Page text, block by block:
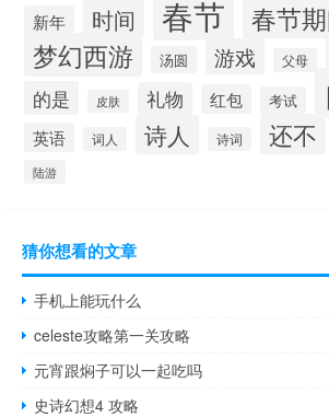
新年 时间 春节 春节
梦幻西游 汤圆 游戏 父母
的是 皮肤 礼物 红包 考试
英语 词人 诗人 诗词 还不
陆游
猜你想看的文章
手机上能玩什么
celeste攻略第一关攻略
元宵跟焖子可以一起吃吗
史诗幻想4 攻略